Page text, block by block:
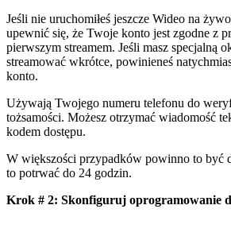
Jeśli nie uruchomiłeś jeszcze Wideo na
upewnić się, że Twoje konto jest zgodne z
pierwszym streamem. Jeśli masz specjalną
streamować wkrótce, powinieneś
konto.
Używają Twojego numeru telefonu do
tożsamości. Możesz otrzymać wiadomość
kodem dostępu.
W większości przypadków powinno to być
to potrwać do 24 godzin.
Krok # 2: Skonfiguruj oprogramowanie